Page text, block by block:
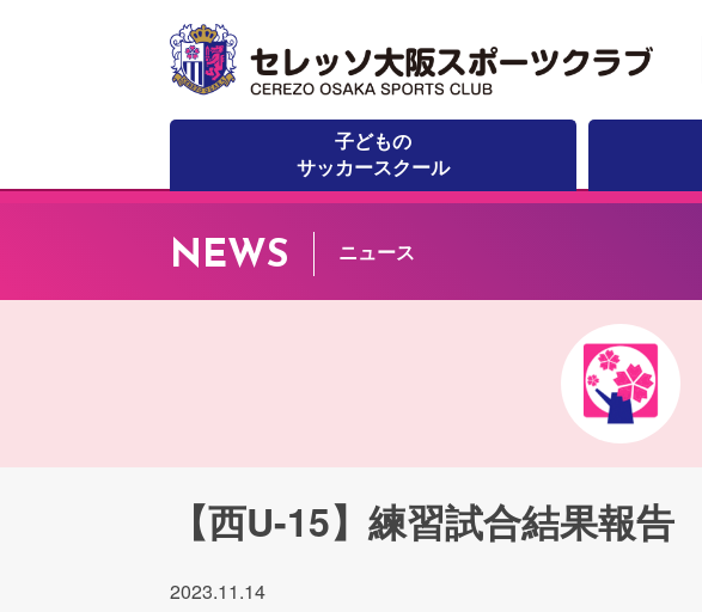
子どもの
サッカースクール
NEWS ニュース
【西U-15】練習試合結果報告
2023.11.14